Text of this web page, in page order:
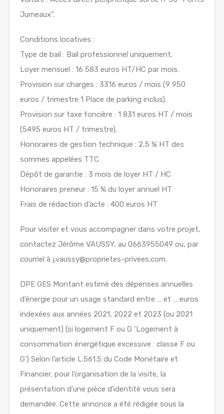
Jumeaux”.
Conditions locatives :
Type de bail : Bail professionnel uniquement.
Loyer mensuel : 16 583 euros HT/HC par mois.
Provision sur charges : 3316 euros / mois (9 950
euros / trimestre 1 Place de parking inclus).
Provision sur taxe foncière : 1 831 euros HT / mois
(5495 euros HT / trimestre).
Honoraires de gestion technique : 2,5 % HT des
sommes appelées TTC
Dépôt de garantie : 3 mois de loyer HT / HC
Honoraires preneur : 15 % du loyer annuel HT
Frais de rédaction d’acte : 400 euros HT
Pour visiter et vous accompagner dans votre projet,
contactez Jérôme VAUSSY, au 0663955049 ou, par
courriel à j.vaussy@proprietes-privees.com.
DPE GES Montant estimé des dépenses annuelles
d’énergie pour un usage standard entre … et … euros
indexées aux années 2021, 2022 et 2023 (ou 2021
uniquement) (si logement F ou G ‘Logement à
consommation énergétique excessive : classe F ou
G’) Selon l’article L.561.5 du Code Monétaire et
Financier, pour l’organisation de la visite, la
présentation d’une pièce d’identité vous sera
demandée. Cette annonce a été rédigée sous la